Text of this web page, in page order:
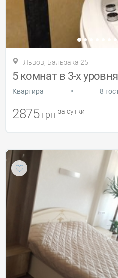
Львов, Бальзака 25
5 комнат в 3-х
Квартира • 8
2875 грн за сутки